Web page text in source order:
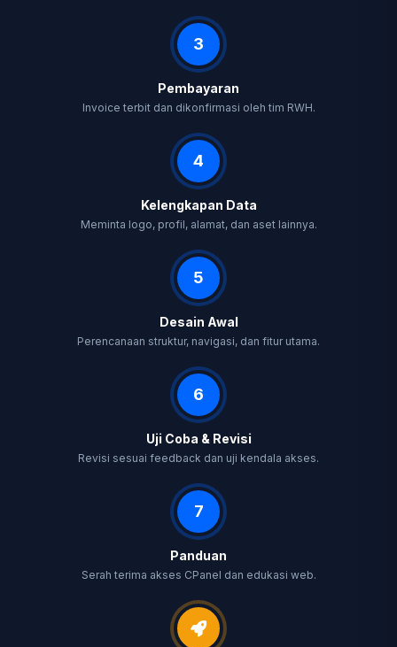
3
Pembayaran
Invoice terbit dan dikonfirmasi oleh tim RWH.
4
Kelengkapan Data
Meminta logo, profil, alamat, dan aset lainnya.
5
Desain Awal
Perencanaan struktur, navigasi, dan fitur utama.
6
Uji Coba & Revisi
Revisi sesuai feedback dan uji kendala akses.
7
Panduan
Serah terima akses CPanel dan edukasi web.